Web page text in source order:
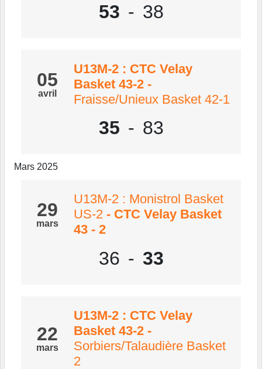
53 - 38
05
avril
U13M-2 : CTC Velay
Basket 43-2 -
Fraisse/Unieux Basket 42-1
35 - 83
Mars 2025
29
mars
U13M-2 : Monistrol Basket
US-2 - CTC Velay Basket
43 - 2
36 - 33
22
mars
U13M-2 : CTC Velay
Basket 43-2 -
Sorbiers/Talaudière Basket
2